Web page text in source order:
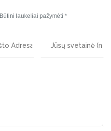
Būtini laukeliai pažymėti *